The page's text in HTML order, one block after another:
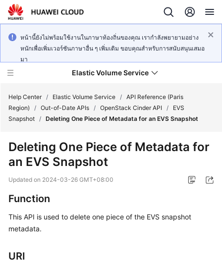
หน้านี้ยังไม่พร้อมใช้งานในภาษาท้องถิ่นของคุณ เรากำลังพยายามอย่าง
หนักเพื่อเพิ่มเวอร์ชันภาษาอื่น ๆ เพิ่มเติม ขอบคุณสำหรับการสนับสนุนเสมอ
มา
Elastic Volume Service
Service
Getting
User
Help Center / Elastic Volume Service / API Reference (Paris
Region)
/ Out-of-Date APIs / OpenStack Cinder API /
EVS
Snapshot / Deleting One Piece of Metadata for an EVS Snapshot
Deleting One Piece of Metadata for
an EVS Snapshot
Updated on 2024-03-26 GMT+08:00
Function
This API is used to delete one piece of the EVS snapshot
metadata.
URI